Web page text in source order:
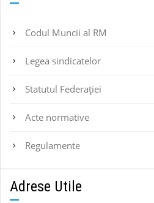
Codul Muncii al RM
Legea sindicatelor
Statutul Federaţiei
Acte normative
Regulamente
Adrese Utile